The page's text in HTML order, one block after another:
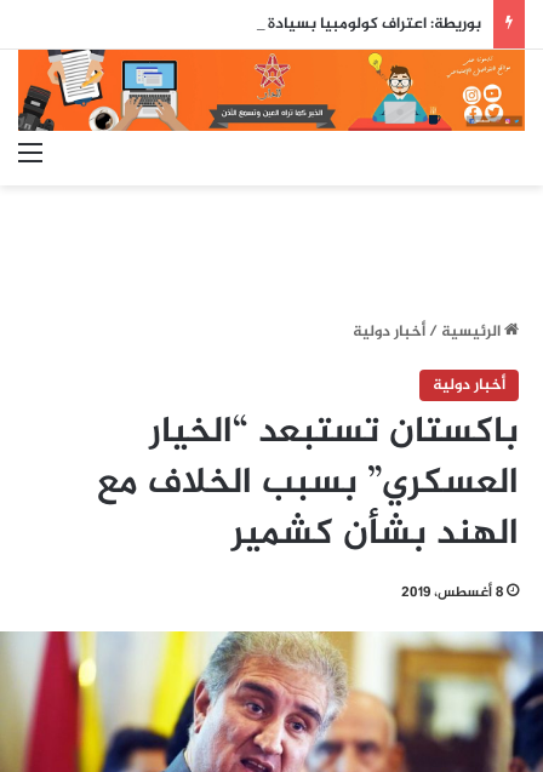
الرئيسية/أخبار دولية
أخبار دولية
باكستان تستبعد “الخيار
العسكري” بسبب الخلاف مع
الهند بشأن كشمير
8 أغسطس، 2019